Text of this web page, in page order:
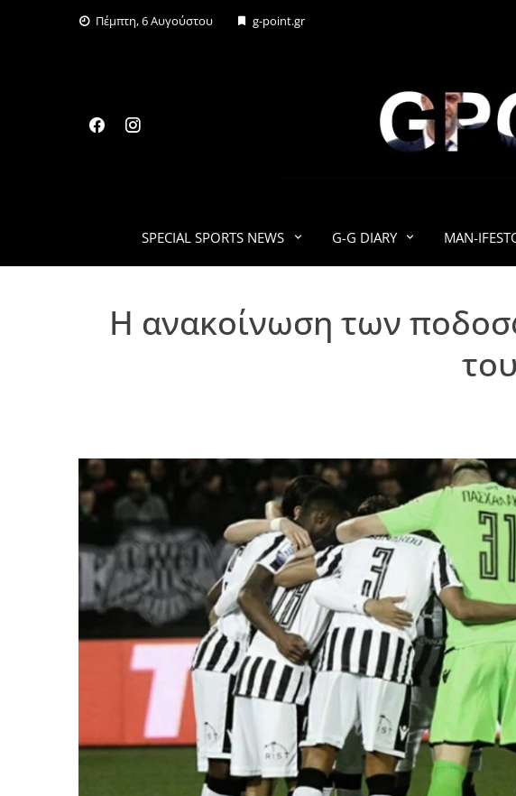
Πέμπτη, 6 Αυγούστου g-point.gr
SPECIAL SPORTS NEWS G-G DIARY MAN-
Η ανακοίνωση των